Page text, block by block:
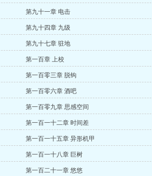
第九十一章 电击
第九十四章 九级
第九十七章 驻地
第一百章 上校
第一百零三章 脱钩
第一百零六章 酒吧
第一百零九章 思感空间
第一百一十二章 时间差
第一百一十五章 异形机甲
第一百一十八章 巨树
第一百二十一章 悠悠